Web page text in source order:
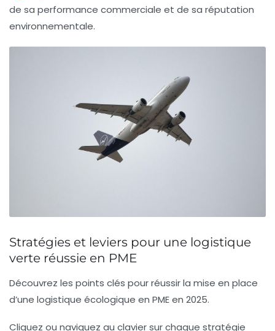
de sa performance commerciale et de sa réputation
environnementale.
Stratégies et leviers pour une logistique
verte réussie en PME
Découvrez les points clés pour réussir la mise en place
d’une logistique écologique en PME en 2025.
Cliquez ou naviguez au clavier sur chaque stratégie